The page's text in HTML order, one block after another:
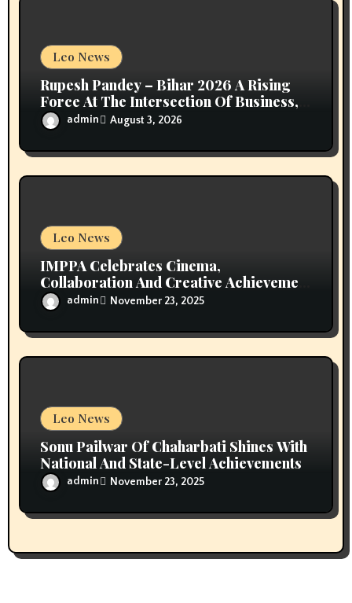
Leo News
Rupesh Pandey – Bihar 2026 A Rising
Force At The Intersection Of Business,
Leadership & Public Service
admin August 3, 2026
Leo News
IMPPA Celebrates Cinema,
Collaboration And Creative Achievement
At Waves Film Bazaar 2025
admin November 23, 2025
Leo News
Sonu Pailwar Of Chaharbati Shines With
National And State-Level Achievements
admin November 23, 2025